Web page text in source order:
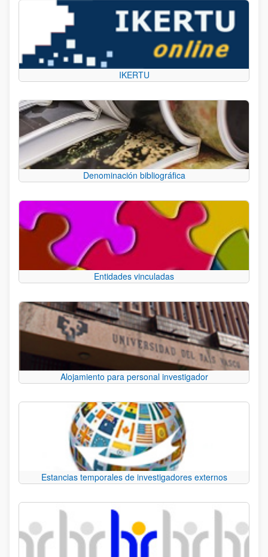
IKERTU
Denominación bibliográfica
Entidades vinculadas
Alojamiento para personal investigador
Estancias temporales de investigadores externos